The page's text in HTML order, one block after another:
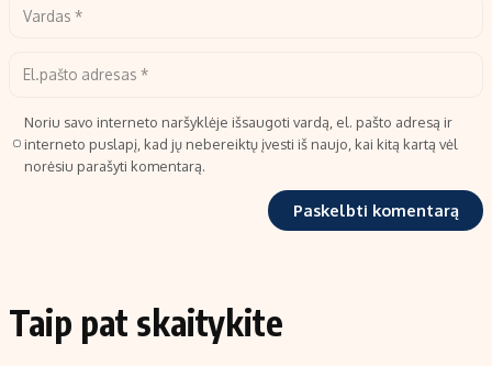
Noriu savo interneto naršyklėje išsaugoti vardą, el. pašto adresą ir
interneto puslapį, kad jų nebereiktų įvesti iš naujo, kai kitą kartą vėl
norėsiu parašyti komentarą.
Taip pat skaitykite